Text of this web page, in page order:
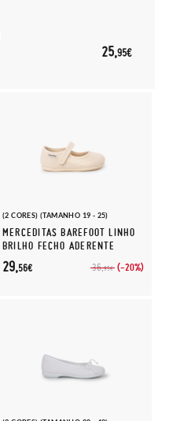
25,95€
(2 CORES) (TAMANHO 19 - 25)
MERCEDITAS BAREFOOT LINHO
BRILHO FECHO ADERENTE
36,95€ (-20%)
29,56€